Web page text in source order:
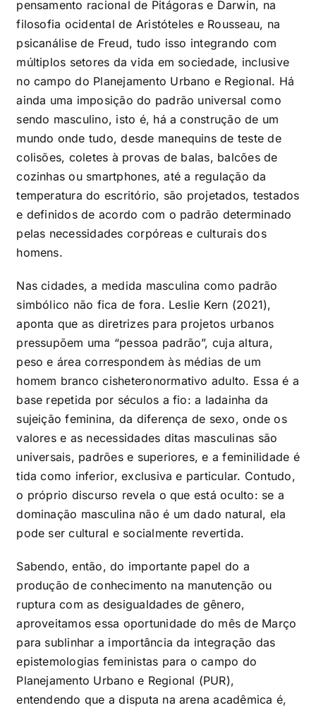
pensamento racional de Pitágoras e Darwin, na
filosofia ocidental de Aristóteles e Rousseau, na
psicanálise de Freud, tudo isso integrando com
múltiplos setores da vida em sociedade, inclusive
no campo do Planejamento Urbano e Regional. Há
ainda uma imposição do padrão universal como
sendo masculino, isto é, há a construção de um
mundo onde tudo, desde manequins de teste de
colisões, coletes à provas de balas, balcões de
cozinhas ou smartphones, até a regulação da
temperatura do escritório, são projetados, testados
e definidos de acordo com o padrão determinado
pelas necessidades corpóreas e culturais dos
homens.
Nas cidades, a medida masculina como padrão
simbólico não fica de fora. Leslie Kern (2021),
aponta que as diretrizes para projetos urbanos
pressupõem uma “pessoa padrão”, cuja altura,
peso e área correspondem às médias de um
homem branco cisheteronormativo adulto. Essa é a
base repetida por séculos a fio: a ladainha da
sujeição feminina, da diferença de sexo, onde os
valores e as necessidades ditas masculinas são
universais, padrões e superiores, e a feminilidade é
tida como inferior, exclusiva e particular. Contudo,
o próprio discurso revela o que está oculto: se a
dominação masculina não é um dado natural, ela
pode ser cultural e socialmente revertida.
Sabendo, então, do importante papel do a
produção de conhecimento na manutenção ou
ruptura com as desigualdades de gênero,
aproveitamos essa oportunidade do mês de Março
para sublinhar a importância da integração das
epistemologias feministas para o campo do
Planejamento Urbano e Regional (PUR),
entendendo que a disputa na arena acadêmica é,